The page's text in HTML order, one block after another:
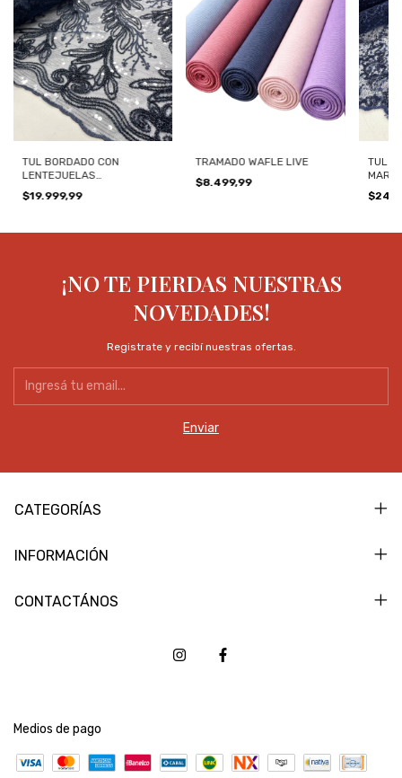
TUL BORDADO CON
LENTEJUELAS
MARINO 341490
$19.999,99
TRAMADO WAFLE LIVE
$8.499,99
TUL
¡NO TE PIERDAS NUESTRAS
NOVEDADES!
Registrate y recibí nuestras ofertas.
CATEGORÍAS
INFORMACIÓN
CONTACTÁNOS
Medios de pago